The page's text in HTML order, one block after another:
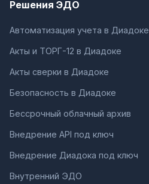
Решения ЭДО
Автоматизация учета в Диадоке
Акты и ТОРГ-12 в Диадоке
Акты сверки в Диадоке
Безопасность в Диадоке
Бессрочный облачный архив
Внедрение API под ключ
Внедрение Диадока под ключ
Внутренний ЭДО